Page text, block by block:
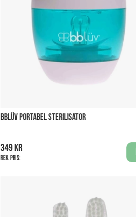
BBLÜV PORTABEL STERILISATOR
349 kr
Rek. pris: